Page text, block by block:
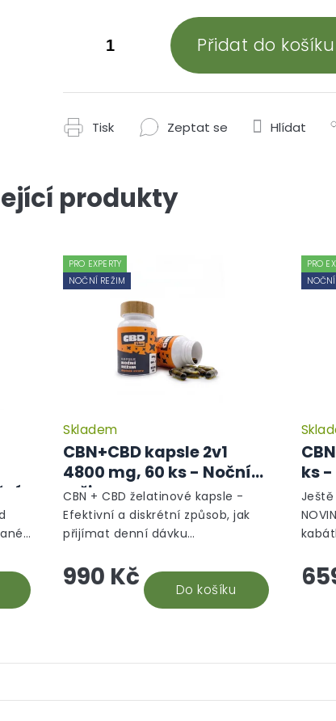
Přidat do košíku
Tisk Zeptat se Hlídat
produkty
PRO EXPERTY
NOČNÍ REŽIM
CBN+CBD kapsle 2v1
4800 mg, 60 ks - Noční
režim
Průměrné
hodnocení
produktu
hvězdiček.
Skladem
990 Kč Do košíku
CBN + CBD želatinové kapsle -
Efektivní a diskrétní způsob, jak
přijímat denní dávku
obsahuje 2400 mg CBN a 2400
mg CBD extrahovaného z...
PRO
ks -